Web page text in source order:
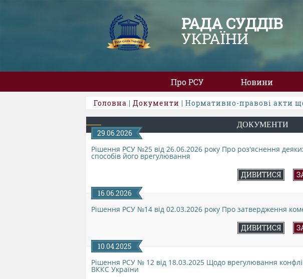
РАДА СУДДІВ
УКРАЇНИ
Про РСУ Новини
Головна | Документи | Нормативно-правові акти
ДОКУМЕНТИ
29.06.2026
Рішення РСУ №25 від 26.06.2026 року Про роз'яснення
способів його врегулювання
ДИВИТИСЯ
16.06.2026
Рішення РСУ №14 від 02.03.2026 року Про затвердження
ДИВИТИСЯ
10.04.2025
Рішення РСУ № 12 від 18.03.2025 Щодо врегулювання
ВККС України